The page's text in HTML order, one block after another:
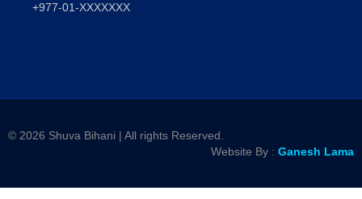
+977-01-XXXXXXX
© 2026 Shuva Bihani | All rights Reserved.
Website By : Ganesh Lama